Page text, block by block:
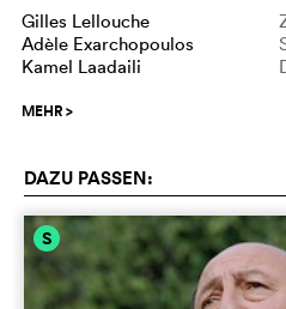
Gilles Lellouche
Adèle Exarchopoulos
Kamel Laadaili
MEHR>
DAZU PASSEN:
S